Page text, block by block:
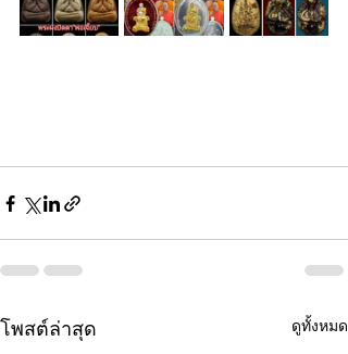
โพสต์ล่าสุด ดูทั้งหมด